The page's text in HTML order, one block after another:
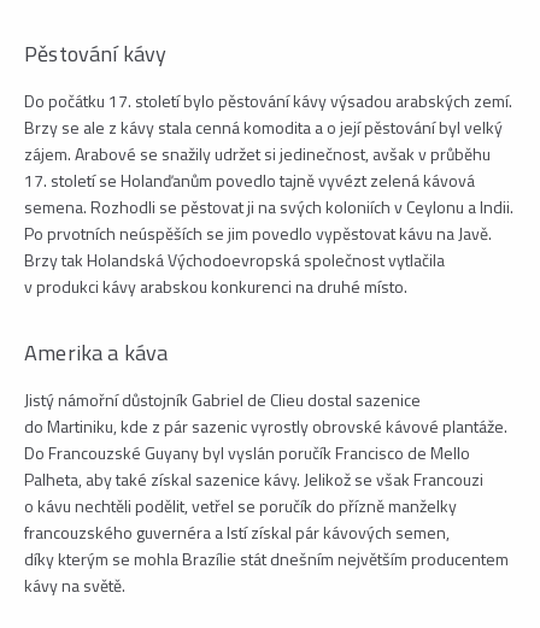
Pěstování kávy
Do počátku 17. století bylo pěstování kávy výsadou arabských zemí.
Brzy se ale z kávy stala cenná komodita a o její pěstování byl velký
zájem. Arabové se snažily udržet si jedinečnost, avšak v průběhu
17. století se Holanďanům povedlo tajně vyvézt zelená kávová
semena. Rozhodli se pěstovat ji na svých koloniích v Ceylonu a Indii.
Po prvotních neúspěších se jim povedlo vypěstovat kávu na Javě.
Brzy tak Holandská Východoevropská společnost vytlačila
v produkci kávy arabskou konkurenci na druhé místo.
Amerika a káva
Jistý námořní důstojník Gabriel de Clieu dostal sazenice
do Martiniku, kde z pár sazenic vyrostly obrovské kávové plantáže.
Do Francouzské Guyany byl vyslán poručík Francisco de Mello
Palheta, aby také získal sazenice kávy. Jelikož se však Francouzi
o kávu nechtěli podělit, vetřel se poručík do přízně manželky
francouzského guvernéra a lstí získal pár kávových semen,
díky kterým se mohla Brazílie stát dnešním největším producentem
kávy na světě.